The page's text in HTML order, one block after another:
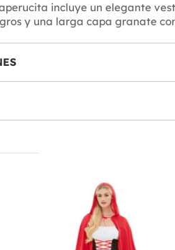
incluye un elegante
y una larga capa granate